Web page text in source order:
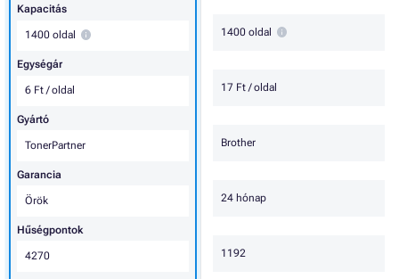
1400 oldal
17 Ft / oldal
Brother
24 hónap
1192
Kapacitás
1400 oldal
Egységár
6 Ft / oldal
Gyártó
TonerPartner
Garancia
Örök
Hűségpontok
4270